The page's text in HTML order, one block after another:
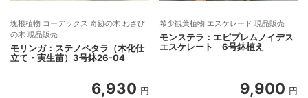
塊根植物 コーデックス 奇跡の木 わさび
の木 現品販売
モリンガ：ステノペタラ（木化仕
立て・実生苗）3号鉢26-04
6,930 円
希少観葉植物 エスケレード 現品販売
モンステラ：エピプレムノイデス
エスケレート 6号鉢植え
9,900 円